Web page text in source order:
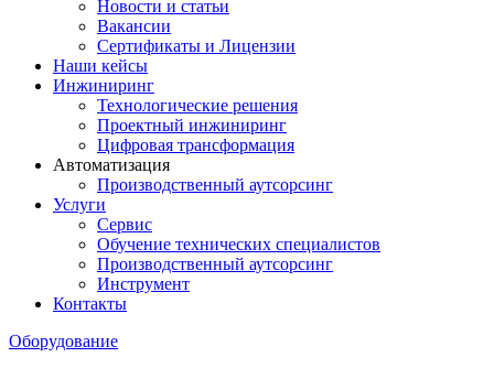
Новости и статьи
Вакансии
Сертификаты и Лицензии
Наши кейсы
Инжиниринг
Технологические решения
Проектный инжиниринг
Цифровая трансформация
Автоматизация
Производственный аутсорсинг
Услуги
Сервис
Обучение технических специалистов
Производственный аутсорсинг
Инструмент
Контакты
Оборудование